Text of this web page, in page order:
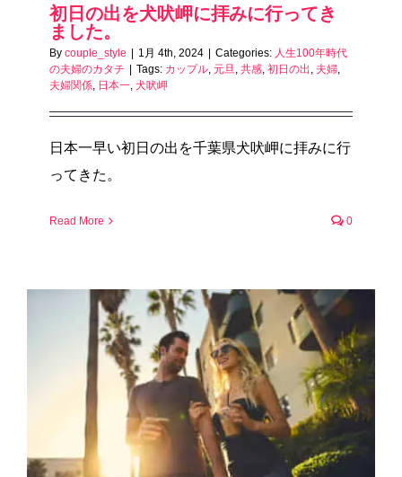
初日の出を犬吠岬に拝みに行ってき
ました。
By couple_style | 1月 4th, 2024 | Categories: 人生100年時代
の夫婦のカタチ | Tags: カップル 元旦 共感 初日の出 夫婦
夫婦関係 日本一 犬吠岬
日本一早い初日の出を千葉県犬吠岬に拝みに行
ってきた。
Read More 0